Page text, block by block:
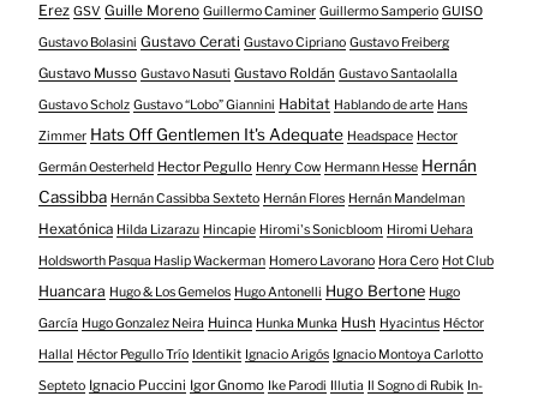
Erez GSV Guille Moreno Guillermo Caminer Guillermo Samperio GUISO
Gustavo Bolasini Gustavo Cerati Gustavo Cipriano Gustavo Freiberg
Gustavo Musso Gustavo Nasuti Gustavo Roldán Gustavo Santaolalla
Gustavo Scholz Gustavo “Lobo” Giannini Habitat Hablando de arte Hans
Zimmer Hats Off Gentlemen It's Adequate Headspace Hector
Germán Oesterheld Hector Pegullo Henry Cow Hermann Hesse Hernán
Cassibba Hernán Cassibba Sexteto Hernán Flores Hernán Mandelman
Hexatónica Hilda Lizarazu Hincapie Hiromi's Sonicbloom Hiromi Uehara
Holdsworth Pasqua Haslip Wackerman Homero Lavorano Hora Cero Hot Club
Huancara Hugo & Los Gemelos Hugo Antonelli Hugo Bertone Hugo
García Hugo Gonzalez Neira Huinca Hunka Munka Hush Hyacintus Héctor
Hallal
Héctor Pegullo Trío Identikit Ignacio Arigós Ignacio Montoya Carlotto
Septeto Ignacio Puccini Igor Gnomo Ike Parodi Illutia Il Sogno di Rubik In-